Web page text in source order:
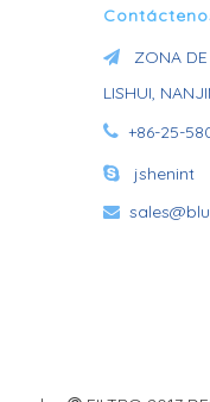

ZONA
LISHUI,
 +86-25-
 jshenint
